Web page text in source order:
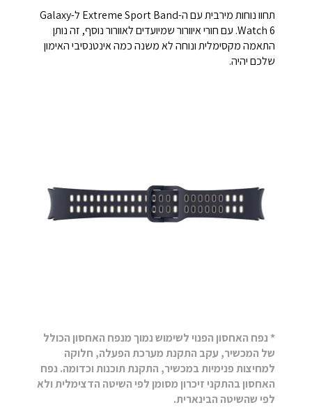
תחוו נוחות מירבית עם ה-Extreme Sport Band ל-Galaxy
Watch 6. עם חורי איוורור שמיועדים לאוורור נוסף, זה נותן
התאמה מקסימלית ונוחה לא משנה כמה אינטנסיבי האימון
שלכם יהיה.
* נפח האחסון הפנוי לשימוש נמוך מנפח האחסון הכולל
של המכשיר, עקב התקנת מערכת הפעלה, חלוקה
למחיצות פנימיות במכשיר, התקנת תוכנות וכדומה. נפח
האחסון בהתקני זיכרון מסומן לפי השיטה הדצימלית ולא
לפי שהשיטה הבינארית.